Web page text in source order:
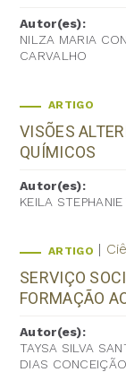
Autor(es):
NILZA MARIA
CARVALHO
ARTIGO
VISÕES
QUÍMICOS
Autor(es):
KEILA
ARTIGO
SERVIÇO
FORMAÇÃO
Autor(es):
TAYSA SILVA
DIAS